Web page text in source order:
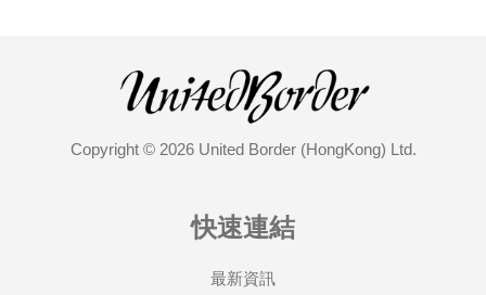
Copyright © 2026 United Border (HongKong) Ltd.
快速連結
最新資訊